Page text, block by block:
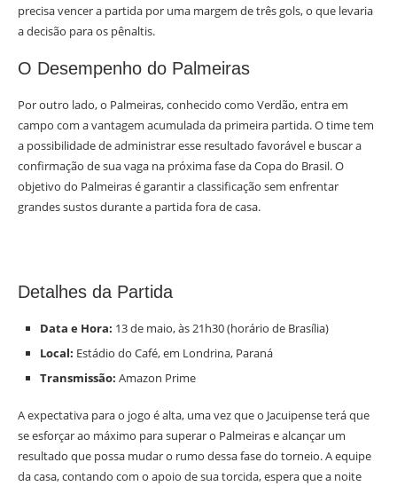
precisa vencer a partida por uma margem de três gols, o que levaria
a decisão para os pênaltis.
O Desempenho do Palmeiras
Por outro lado, o Palmeiras, conhecido como Verdão, entra em
campo com a vantagem acumulada da primeira partida. O time tem
a possibilidade de administrar esse resultado favorável e buscar a
confirmação de sua vaga na próxima fase da Copa do Brasil. O
objetivo do Palmeiras é garantir a classificação sem enfrentar
grandes sustos durante a partida fora de casa.
Detalhes da Partida
Data e Hora: 13 de maio, às 21h30 (horário de Brasília)
Local: Estádio do Café, em Londrina, Paraná
Transmissão: Amazon Prime
A expectativa para o jogo é alta, uma vez que o Jacuipense terá que
se esforçar ao máximo para superar o Palmeiras e alcançar um
resultado que possa mudar o rumo dessa fase do torneio. A equipe
da casa, contando com o apoio de sua torcida, espera que a noite